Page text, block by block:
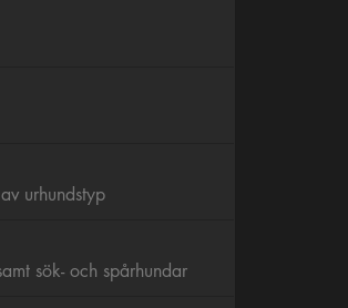
urhundstyp
sök- och spårhundar